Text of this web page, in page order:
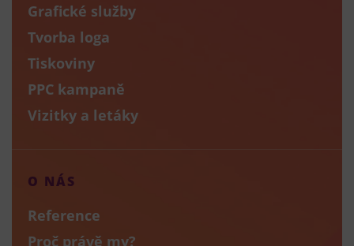
Grafické služby
Tvorba loga
Tiskoviny
PPC kampaně
Vizitky a letáky
O NÁS
Reference
Proč právě my?